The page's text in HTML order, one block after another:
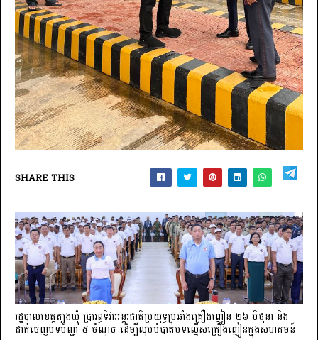
SHARE THIS
រដ្ឋបាលខេត្តត្បូងឃ្មុំ ប្រារព្ធទិវាអន្តរជាតិប្រយុទ្ធប្រឆាំងគ្រឿងញៀន ២៦ មិថុនា និង
ដាក់ចេញបទបញ្ជា ៥ ចំណុច ដើម្បីលុបបំបាត់បទល្មើសគ្រឿងញៀនក្នុងសហគមន៍